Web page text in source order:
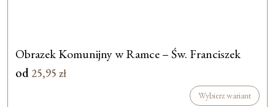
Obrazek Komunijny w Ramce – Św. Franciszek
od 25,95 zł
Wybierz wariant